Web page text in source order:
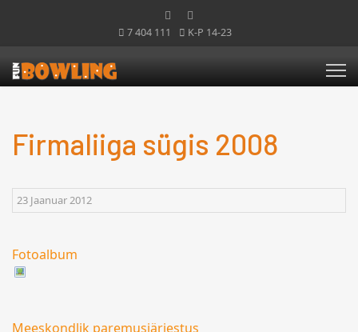
7 404 111 K-P 14-23
Firmaliiga sügis 2008
23 Jaanuar 2012
Fotoalbum
Meeskondlik paremusjärjestus